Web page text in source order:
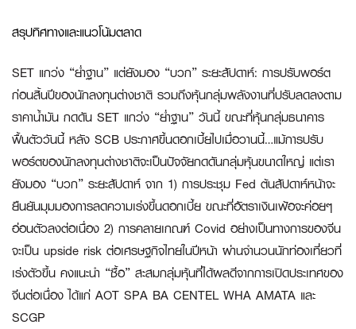
สรุปทิศทางและแนวโน้มตลาด
SET แกว่ง “ย่ำฐาน” แต่ยังมอง “บวก” ระยะสัปดาห์: การปรับพอร์ต
ก่อนสิ้นปีของนักลงทุนต่างชาติ รวมถึงหุ้นกลุ่มพลังงานที่ปรับลดลงตาม
ราคาน้ำมัน กดดัน SET แกว่ง “ย่ำฐาน” วันนี้ ขณะที่หุ้นกลุ่มธนาคาร
ฟื้นตัววันนี้ หลัง SCB ประกาศขึ้นดอกเบี้ยไปเมื่อวานนี้…แม้การปรับ
พอร์ตของนักลงทุนต่างชาติจะเป็นปัจจัยกดดันกลุ่มหุ้นขนาดใหญ่ แต่เรา
ยังมอง “บวก” ระยะสัปดาห์ จาก 1) การประชุม Fed ต้นสัปดาห์หน้าจะ
ยืนยันมุมมองการลดความเร่งขึ้นดอกเบี้ย ขณะที่อัตราเงินเฟ้อจะค่อยๆ
อ่อนตัวลงต่อเนื่อง 2) การคลายเกณฑ์ Covid อย่างเป็นทางการของจีน
จะเป็น upside risk ต่อเศรษฐกิจไทยในปีหน้า ผ่านจำนวนนักท่องเที่ยวที่
เร่งตัวขึ้น คงแนะนำ “ซื้อ” สะสมกลุ่มหุ้นที่ได้ผลดีจากการเปิดประเทศของ
จีนต่อเนื่อง ได้แก่ AOT SPA BA CENTEL WHA AMATA และ
SCGP